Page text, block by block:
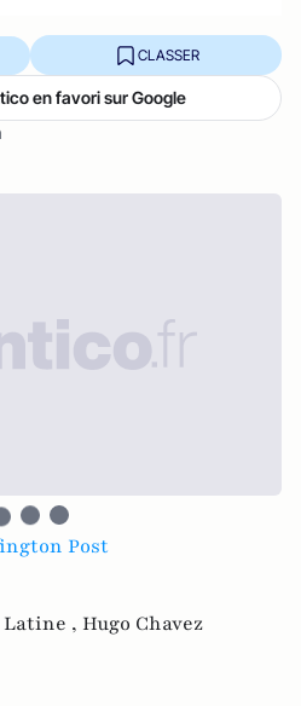
CLASSER
en favori sur Google
Post
, Hugo Chavez